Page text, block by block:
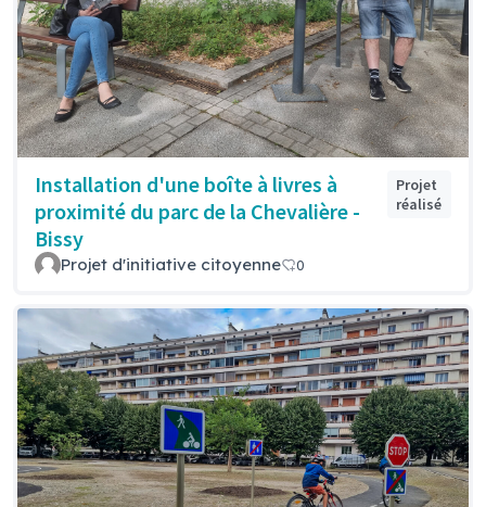
Installation d'une boîte à livres à
proximité du parc de la Chevalière -
Bissy
Projet
réalisé
Projet d'initiative citoyenne 0